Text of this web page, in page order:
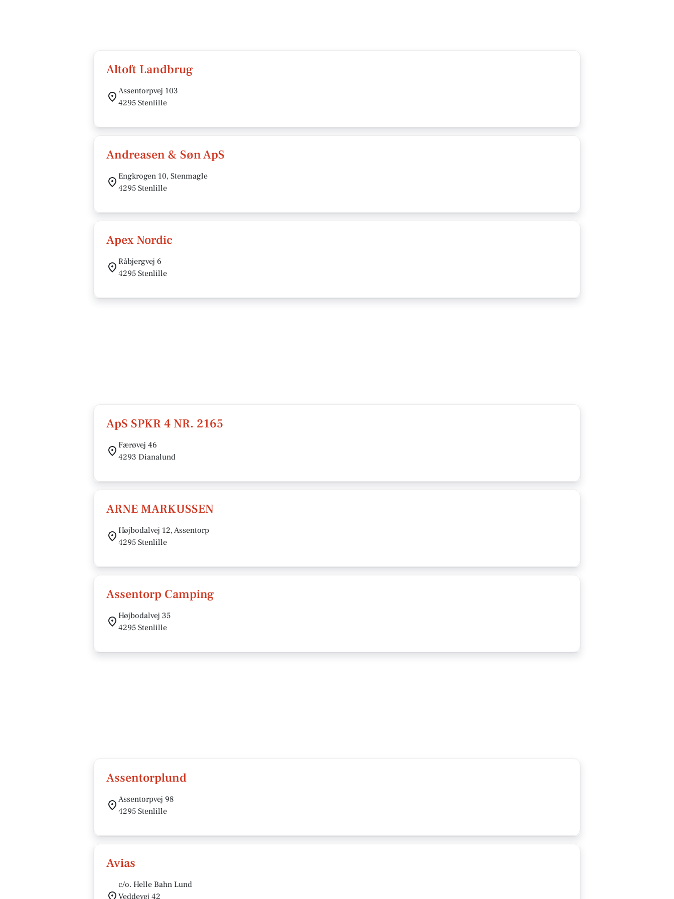
Altoft Landbrug
Assentorpvej 103
4295 Stenlille
Andreasen & Søn ApS
Engkrogen 10, Stenmagle
4295 Stenlille
Apex Nordic
Råbjergvej 6
4295 Stenlille
ApS SPKR 4 NR. 2165
Færøvej 46
4293 Dianalund
ARNE MARKUSSEN
Højbodalvej 12, Assentorp
4295 Stenlille
Assentorp Camping
Højbodalvej 35
4295 Stenlille
Assentorplund
Assentorpvej 98
4295 Stenlille
Avias
c/o. Helle Bahn Lund
Veddevej 42